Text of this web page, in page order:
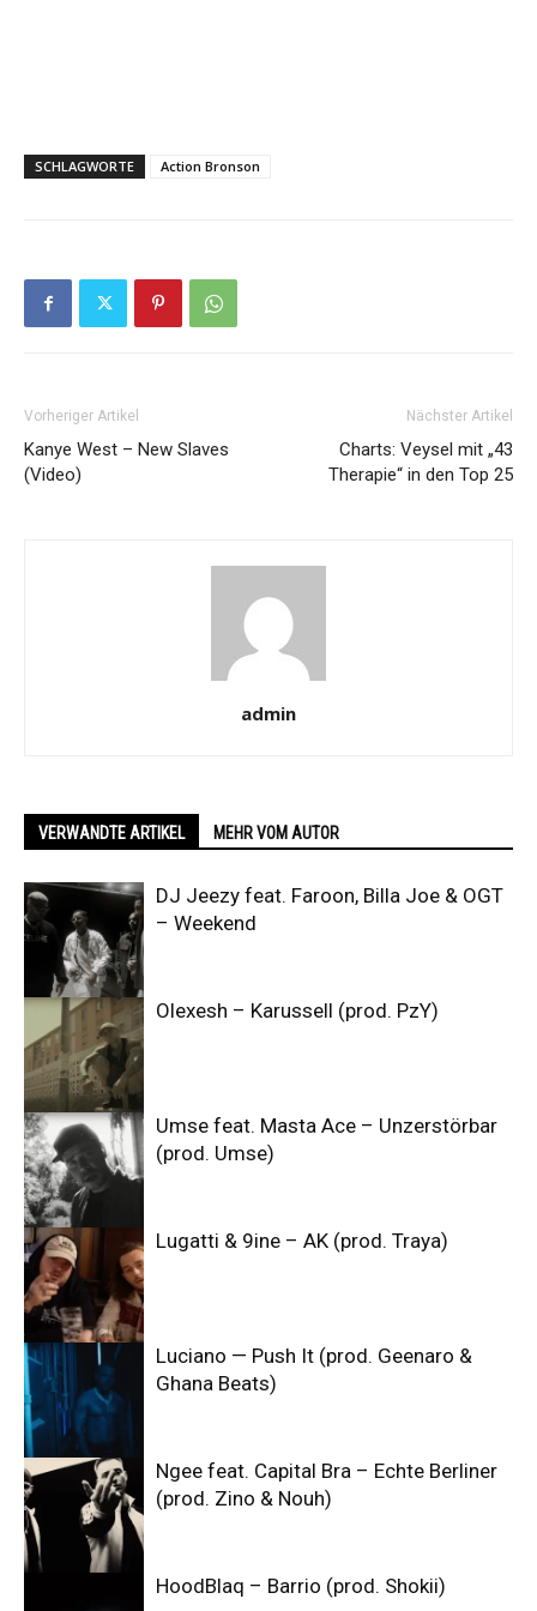
SCHLAGWORTE Action Bronson
Vorheriger Artikel
Kanye West – New Slaves
(Video)
Nächster Artikel
Charts: Veysel mit „43
Therapie“ in den Top 25
admin
VERWANDTE ARTIKEL MEHR VOM AUTOR
DJ Jeezy feat. Faroon, Billa Joe & OGT
– Weekend
Olexesh – Karussell (prod. PzY)
Umse feat. Masta Ace – Unzerstörbar
(prod. Umse)
Lugatti & 9ine – AK (prod. Traya)
Luciano — Push It (prod. Geenaro &
Ghana Beats)
Ngee feat. Capital Bra – Echte Berliner
(prod. Zino & Nouh)
HoodBlaq – Barrio (prod. Shokii)